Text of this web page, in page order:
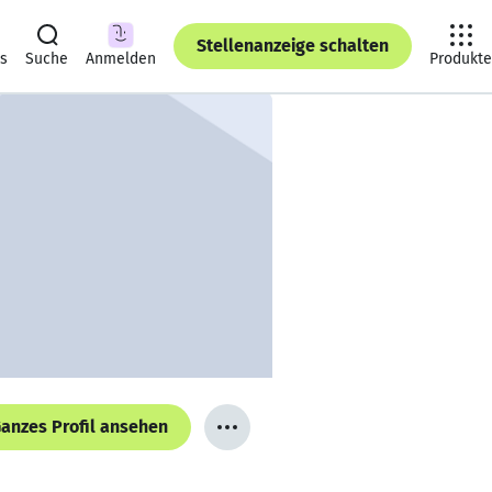
Suche Anmelden
Stellenanzeige schalten
Produkte
Profil ansehen